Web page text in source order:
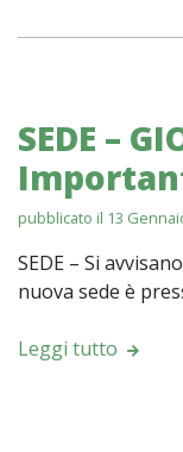
SEDE –
pubblicato il 13
SEDE – Si
nuova sede è
Leggi tutto